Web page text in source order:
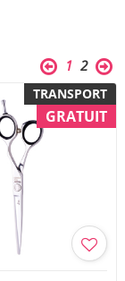
1 2
TRANSPORT
GRATUIT